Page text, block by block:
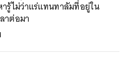
รู้ไม่ว่าแร่แทนทาลัมที่อยู่ใน
าต่อมา